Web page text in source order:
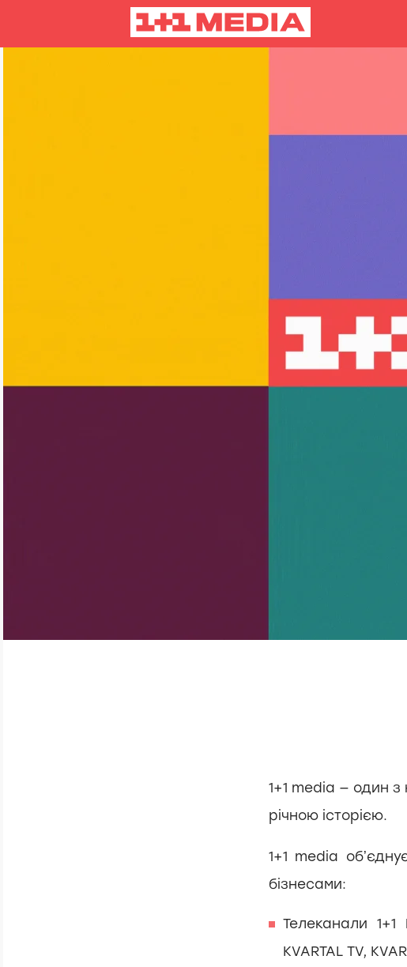
1+1 media — один з
річною історією.
1+1 media
бізнесами:
Телеканали
KVARTAL TV,